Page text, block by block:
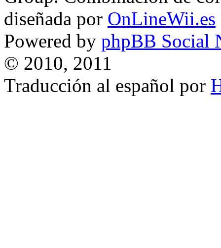
diseñada por OnLineWii.es
Powered by phpBB Social
© 2010, 2011
Traducción al español por